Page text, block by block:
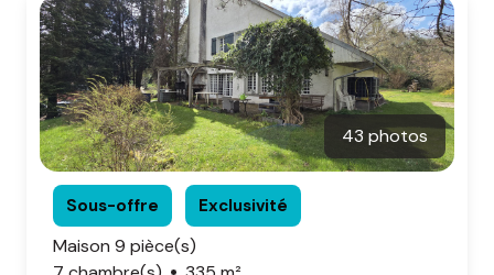
nous
contacter
43 photos
Sous-offre Exclusivité
Maison 9 pièce(s)